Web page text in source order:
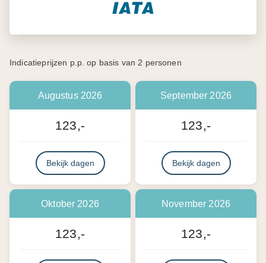
Indicatieprijzen p.p. op basis van 2 personen
Augustus 2026
123,-
Bekijk dagen
September 2026
123,-
Bekijk dagen
Oktober 2026
123,-
November 2026
123,-